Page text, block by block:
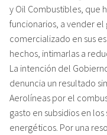
y Oil Combustibles, que
funcionarios, a vender
comercializado en sus
hechos, intimarlas a
La intención del
denuncia un resultado
Aerolíneas por el
gasto en subsidios en
energéticos. Por una